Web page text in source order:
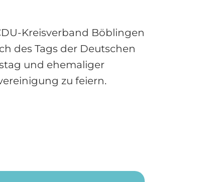
Kreisverband Böblingen
des Tags der Deutschen
und ehemaliger
zu feiern.